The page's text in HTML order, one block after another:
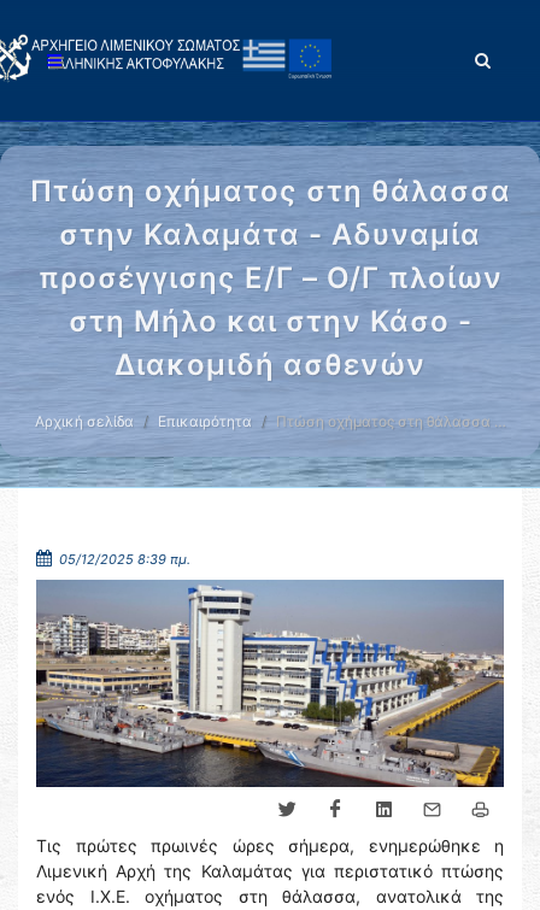
Πτώση οχήματος στη θάλασσα
στην Καλαμάτα - Αδυναμία
προσέγγισης Ε/Γ – Ο/Γ πλοίων
στη Μήλο και στην Κάσο -
Διακομιδή ασθενών
Αρχική σελίδα Επικαιρότητα Πτώση οχήματος στη θάλασσα …
05/12/2025 8:39 πμ.
Τις πρώτες πρωινές ώρες σήμερα, ενημερώθηκε η
Λιμενική Αρχή της Καλαμάτας για περιστατικό πτώσης
ενός Ι.Χ.Ε. οχήματος στη θάλασσα, ανατολικά της